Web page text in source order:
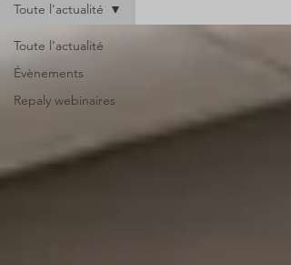
Toute l'actualité
Évènements
Repaly webinaires
Toute l'actualité